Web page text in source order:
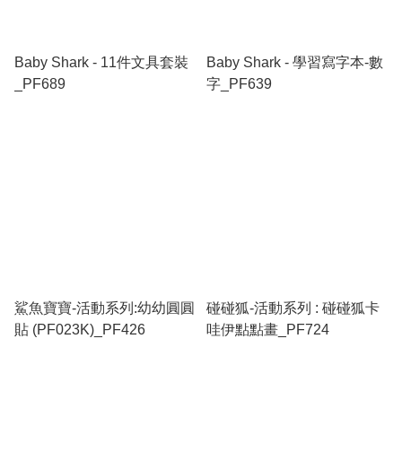
Baby Shark - 11件文具套裝
_PF689
Baby Shark - 學習寫字本-數
字_PF639
鯊魚寶寶-活動系列:幼幼圓圓
貼 (PF023K)_PF426
碰碰狐-活動系列 : 碰碰狐卡
哇伊點點畫_PF724